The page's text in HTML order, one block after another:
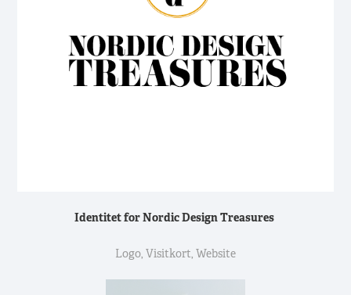
Identitet for Nordic Design Treasures
Logo, Visitkort, Website